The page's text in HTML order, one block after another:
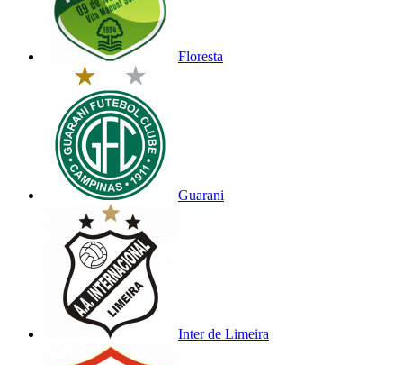
Floresta
Guarani
Inter de Limeira